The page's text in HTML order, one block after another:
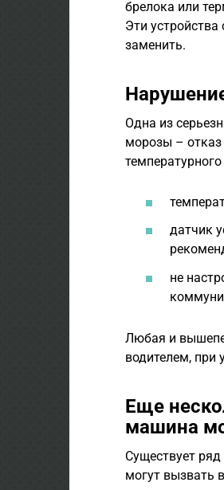
брелока или
Эти
заменить.
Одна из
морозы – отказ
датчик
не
Любая и
водителем, при
Еще
машина
Существует
могут вызвать